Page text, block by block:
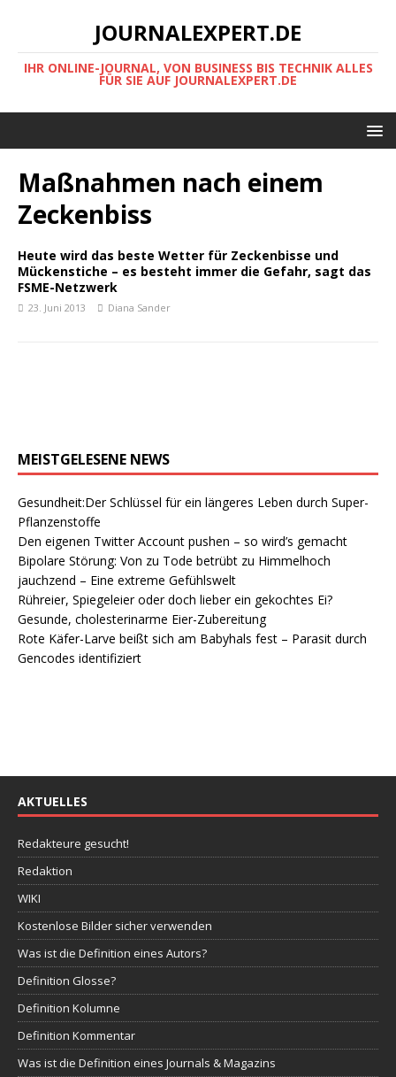
JOURNALEXPERT.DE
IHR ONLINE-JOURNAL, VON BUSINESS BIS TECHNIK ALLES
FÜR SIE AUF JOURNALEXPERT.DE
Maßnahmen nach einem
Zeckenbiss
Heute wird das beste Wetter für Zeckenbisse und
Mückenstiche – es besteht immer die Gefahr, sagt das
FSME-Netzwerk
23. Juni 2013 Diana Sander
MEISTGELESENE NEWS
Gesundheit:Der Schlüssel für ein längeres Leben durch Super-
Pflanzenstoffe
Den eigenen Twitter Account pushen – so wird’s gemacht
Bipolare Störung: Von zu Tode betrübt zu Himmelhoch
jauchzend – Eine extreme Gefühlswelt
Rühreier, Spiegeleier oder doch lieber ein gekochtes Ei?
Gesunde, cholesterinarme Eier-Zubereitung
Rote Käfer-Larve beißt sich am Babyhals fest – Parasit durch
Gencodes identifiziert
AKTUELLES
Redakteure gesucht!
Redaktion
WIKI
Kostenlose Bilder sicher verwenden
Was ist die Definition eines Autors?
Definition Glosse?
Definition Kolumne
Definition Kommentar
Was ist die Definition eines Journals & Magazins